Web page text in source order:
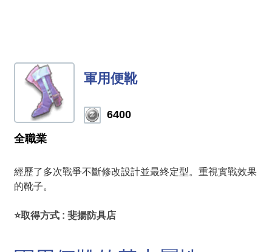
軍用便靴
6400
全職業
經歷了多次戰爭不斷修改設計並最終定型。重視實戰效果
的靴子。
⭐取得方式 : 斐揚防具店